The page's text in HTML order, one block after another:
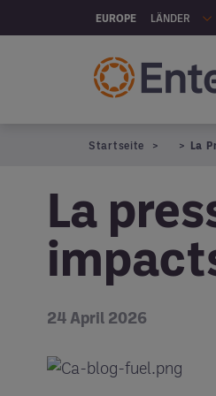
Skip to main content
EUROPE LÄNDER
Startseite La
La
24 April 2026